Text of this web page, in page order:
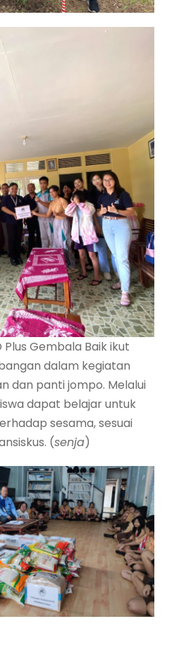
Gembala Baik ikut
dalam kegiatan
dan panti jompo. Melalui
dapat belajar untuk
sesama, sesuai
(senja)